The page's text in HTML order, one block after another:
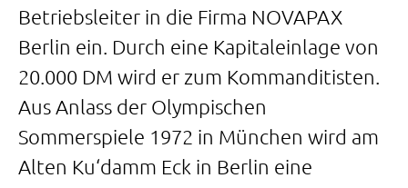
Betriebsleiter in die Firma NOVAPAX
Berlin ein. Durch eine Kapitaleinlage von
20.000 DM wird er zum Kommanditisten.
Aus Anlass der Olympischen
Sommerspiele 1972 in München wird am
Alten Ku‘damm Eck in Berlin eine